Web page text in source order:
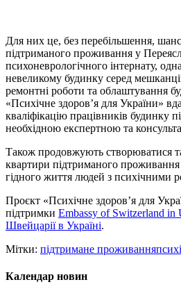
Для них це, без перебільшення,
підтриманого проживання у
психоневрологічного інтернату,
невеликому будинку серед
ремонтні роботи та облаштування
«Психічне здоров’я для України»
кваліфікацію працівників будинку
необхідною експертною та
Також продовжують створюватися
квартири підтриманого
гідного життя людей з психічними
Проєкт «Психічне здоров’я для
підтримки Embassy of Switzerland in
Швейцарії в Україні.
Мітки: підтримане проживання
Календар новин